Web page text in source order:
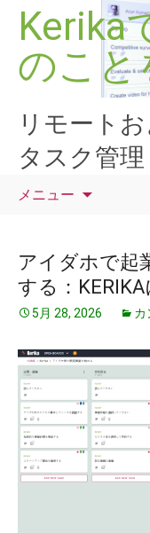
Kerika
のこと
リモート
タスク管理
メニュー
アイダホで起
する：
5月 28, 2026 カ